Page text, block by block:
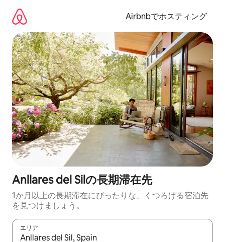
Airbnbでホスティング
Anllares del Silの長期滞在先
1か月以上の長期滞在にぴったりな、くつろげる宿泊先
を見つけましょう。
エリア
検索結果が表示されたら、上下の矢印キーを使って移動するか